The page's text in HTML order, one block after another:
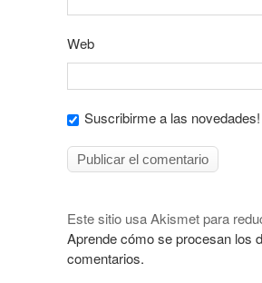
Web
Suscribirme a las novedades!
Este sitio usa Akismet para
Aprende cómo se procesan los
comentarios.